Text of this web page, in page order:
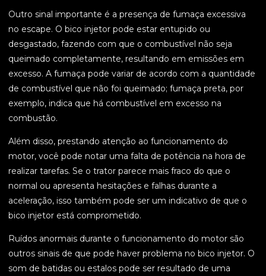
Outro sinal importante é a presença de fumaça excessiva
no escape. O bico injetor pode estar entupido ou
desgastado, fazendo com que o combustível não seja
queimado completamente, resultando em emissões em
excesso. A fumaça pode variar de acordo com a quantidade
de combustível que não foi queimado; fumaça preta, por
exemplo, indica que há combustível em excesso na
combustão.
Além disso, prestando atenção ao funcionamento do
motor, você pode notar uma falta de potência na hora de
realizar tarefas. Se o trator parece mais fraco do que o
normal ou apresenta hesitações e falhas durante a
aceleração, isso também pode ser um indicativo de que o
bico injetor está comprometido.
Ruídos anormais durante o funcionamento do motor são
outros sinais de que pode haver problema no bico injetor. O
som de batidas ou estalos pode ser resultado de uma